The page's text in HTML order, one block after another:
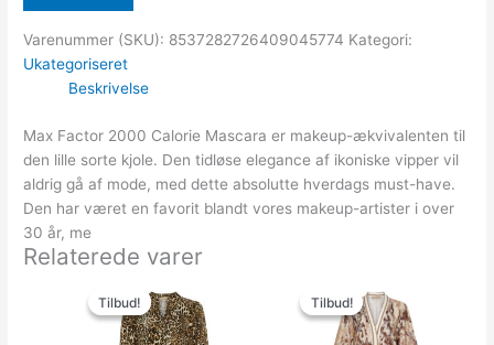
Varenummer (SKU): 8537282726409045774 Kategori:
Ukategoriseret
Beskrivelse
Max Factor 2000 Calorie Mascara er makeup-ækvivalenten til
den lille sorte kjole. Den tidløse elegance af ikoniske vipper vil
aldrig gå af mode, med dette absolutte hverdags must-have.
Den har været en favorit blandt vores makeup-artister i over
30 år, me
Relaterede varer
Tilbud!
Tilbud!
oprindelige
pris
var:
pris
er:
Tilbud!
Tilbud!
oprindelige
pris
var:
er: